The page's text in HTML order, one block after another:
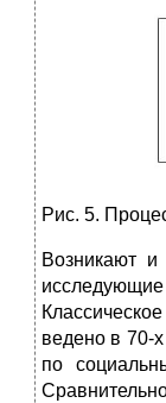
Рис. 5.
Возникают и
ведено в 70-х
по